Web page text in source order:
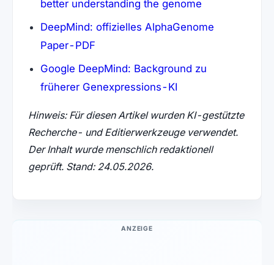
better understanding the genome
DeepMind: offizielles AlphaGenome
Paper-PDF
Google DeepMind: Background zu
früherer Genexpressions-KI
Hinweis: Für diesen Artikel wurden KI-gestützte
Recherche- und Editierwerkzeuge verwendet.
Der Inhalt wurde menschlich redaktionell
geprüft. Stand: 24.05.2026.
ANZEIGE